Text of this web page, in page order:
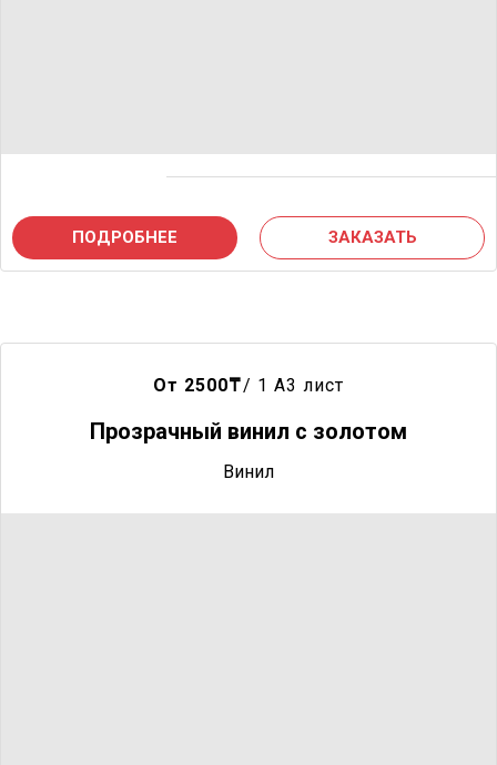
ПОДРОБНЕЕ ЗАКАЗАТЬ
От 2500₸/ 1 A3 лист
Прозрачный винил с золотом
Винил